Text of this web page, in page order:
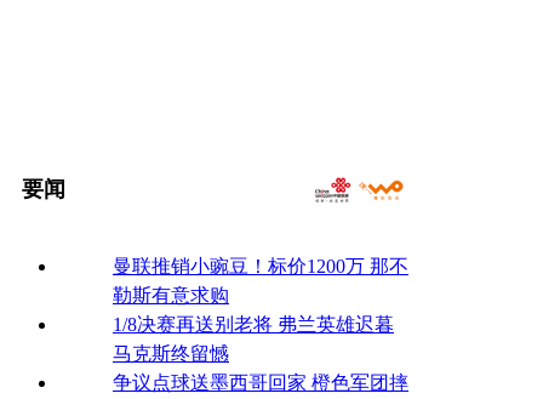
要闻
曼联推销小豌豆！标价1200万 那不
勒斯有意求购
1/8决赛再送别老将 弗兰英雄迟暮
马克斯终留憾
争议点球送墨西哥回家 橙色军团摔